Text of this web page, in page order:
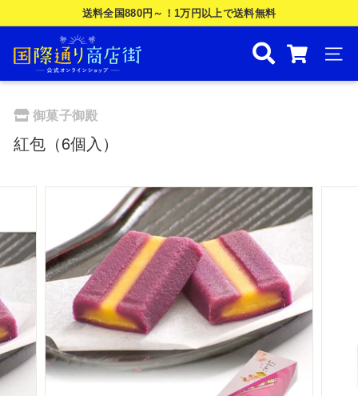
to
ド
停
止
す
る
送料全国880円～！1万円以上で送料無料
国
際
通
り
商
店
街
式
オ
ン
イ
ン
シ
ョ
ナビ
御菓子御殿
紅包（6個入）